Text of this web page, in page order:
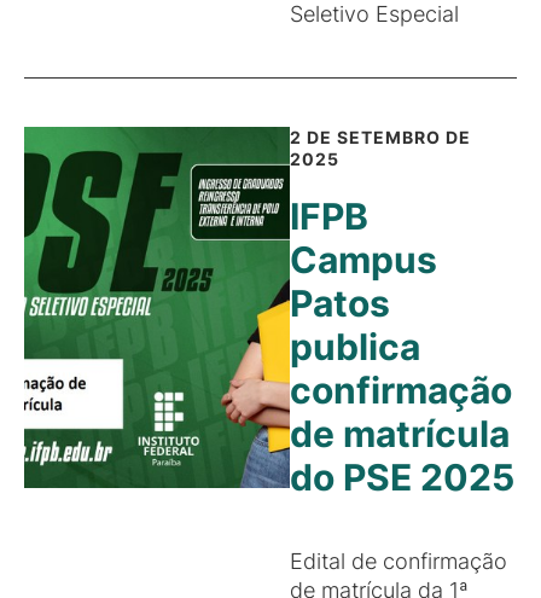
Seletivo Especial
2 DE SETEMBRO DE
2025
IFPB
Campus
Patos
publica
confirmação
de matrícula
do PSE 2025
Edital de confirmação
de matrícula da 1ª